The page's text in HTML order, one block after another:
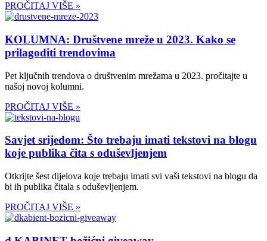
PROČITAJ VIŠE »
KOLUMNA: Društvene mreže u 2023. Kako se
prilagoditi trendovima
Pet ključnih trendova o društvenim mrežama u 2023. pročitajte u
našoj novoj kolumni.
PROČITAJ VIŠE »
Savjet srijedom: Što trebaju imati tekstovi na blogu
koje publika čita s oduševljenjem
Otkrijte šest dijelova koje trebaju imati svi vaši tekstovi na blogu da
bi ih publika čitala s oduševljenjem.
PROČITAJ VIŠE »